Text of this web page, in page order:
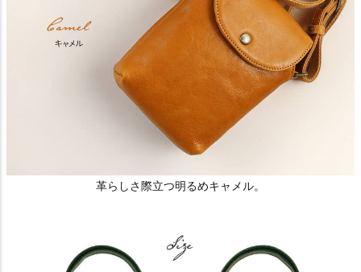
革らしさ際立つ明るめキャメル。